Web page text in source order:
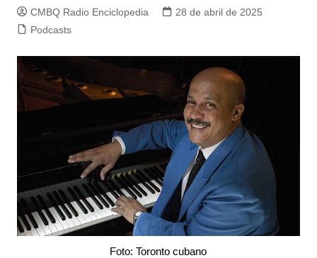
CMBQ Radio Enciclopedia
28 de abril de 2025
Podcasts
Foto: Toronto cubano